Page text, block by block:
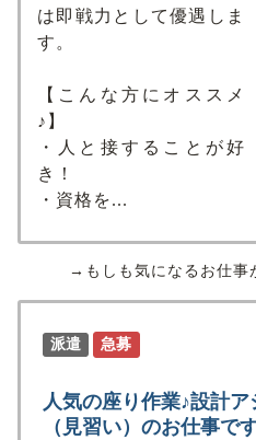
は即戦力として優遇しま
す。
【こんな方にオススメ
♪】
・人と接することが好
き！
・資格を...
→もしも気になるお仕事
派遣 急募
人気の座り作業♪設計ア
（見習い）のお仕事で